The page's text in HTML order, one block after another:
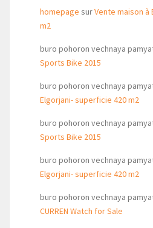
homepage surVente maison à
m2
buro pohoron vechnaya
Sports Bike 2015
buro pohoron vechnaya
Elgorjani- superficie 420 m2
buro pohoron vechnaya
Sports Bike 2015
buro pohoron vechnaya
Elgorjani- superficie 420 m2
buro pohoron vechnaya
CURREN Watch for Sale